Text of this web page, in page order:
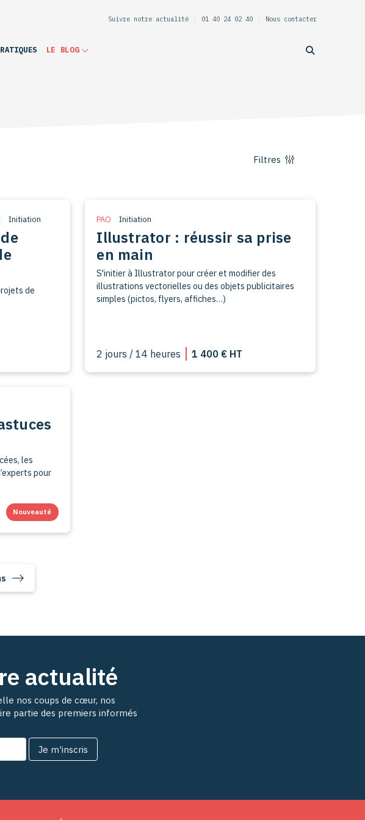
Suivre notre actualité 01 40 24 02 40 Nous contacter
LE BLOG
Filtres
Initiation
de
PAO Initiation
Illustrator : réussir sa prise
en main
S'initier à Illustrator pour créer et modifier des
illustrations vectorielles ou des objets publicitaires
simples (pictos, flyers, affiches…)
2 jours / 14 heures 1 400 € HT
les
pour
Nouveauté
actualité
nos coups de cœur, nos
partie des premiers informés